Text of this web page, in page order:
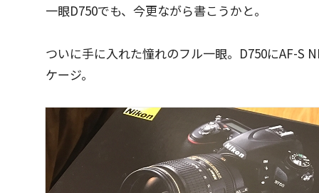
一眼D750でも、今更ながら書こうかと。
ついに手に入れた憧れのフル一眼。D750にAF-S
ケージ。